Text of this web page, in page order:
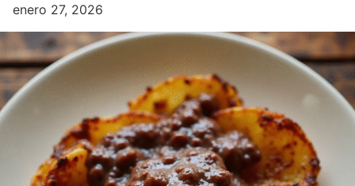
enero 27, 2026